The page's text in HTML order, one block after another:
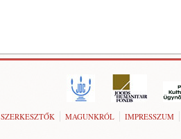
SZERKESZTŐK MAGUNKRÓL IMPRESSZUM